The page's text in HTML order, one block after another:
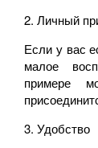
2. Личный
Если у вас
малое
примере
3. Удобство